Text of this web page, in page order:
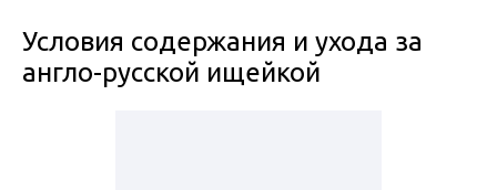
Условия содержания и ухода за
англо-русской ищейкой